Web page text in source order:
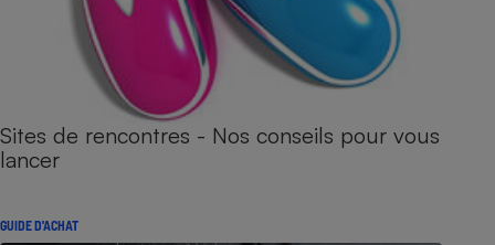
Sites de rencontres - Nos conseils pour vous
lancer
GUIDE D'ACHAT